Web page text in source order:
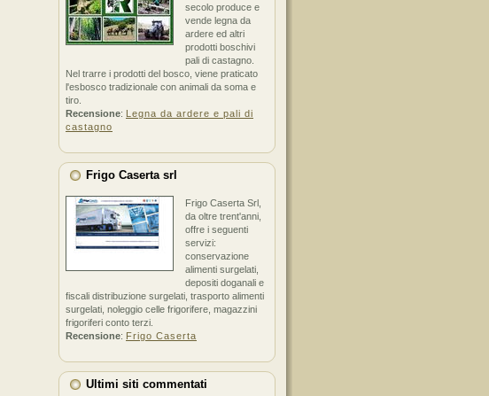
secolo produce e
vende legna da
ardere ed altri
prodotti boschivi
pali di castagno.
Nel trarre i prodotti del bosco, viene praticato
l'esbosco tradizionale con animali da soma e
tiro.
Recensione: Legna da ardere e pali di
castagno
Frigo Caserta srl
Frigo Caserta Srl,
da oltre trent'anni,
offre i seguenti
servizi:
conservazione
alimenti surgelati,
depositi doganali e
fiscali distribuzione surgelati, trasporto alimenti
surgelati, noleggio celle frigorifere, magazzini
frigoriferi conto terzi.
Recensione: Frigo Caserta
Ultimi siti commentati